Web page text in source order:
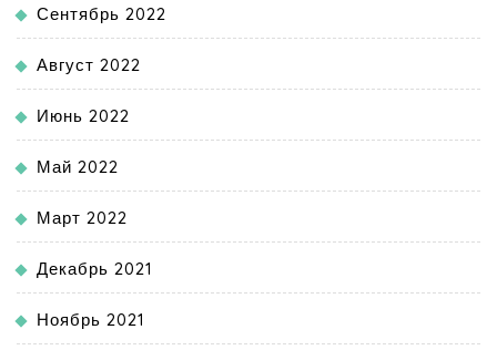
Сентябрь 2022
Август 2022
Июнь 2022
Май 2022
Март 2022
Декабрь 2021
Ноябрь 2021